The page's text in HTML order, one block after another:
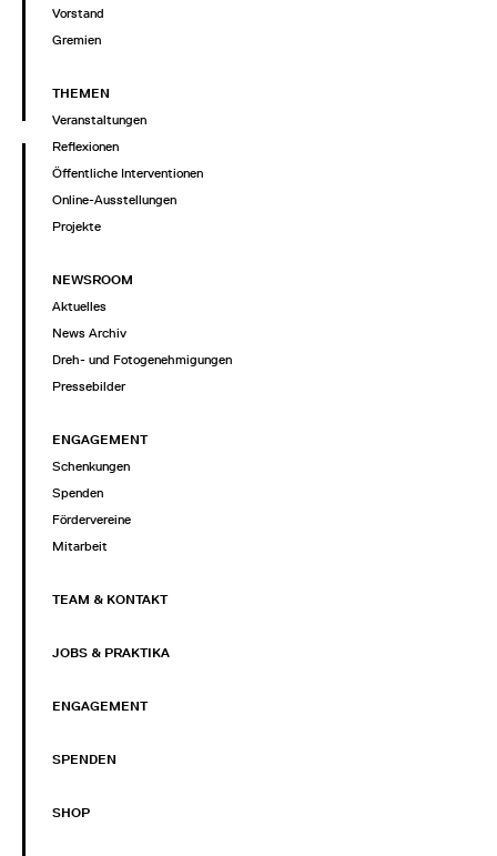
Vorstand
Gremien
THEMEN
Veranstaltungen
Reflexionen
Öffentliche Interventionen
Online-Ausstellungen
Projekte
NEWSROOM
Aktuelles
News Archiv
Dreh- und Fotogenehmigungen
Pressebilder
ENGAGEMENT
Schenkungen
Spenden
Fördervereine
Mitarbeit
TEAM & KONTAKT
JOBS & PRAKTIKA
ENGAGEMENT
SPENDEN
SHOP